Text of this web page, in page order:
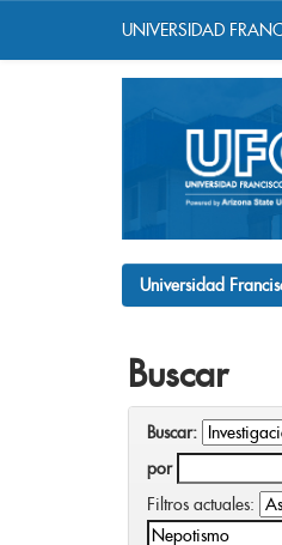
UNIVERSIDAD
Universidad
Buscar
Buscar:
por
Filtros actuales: